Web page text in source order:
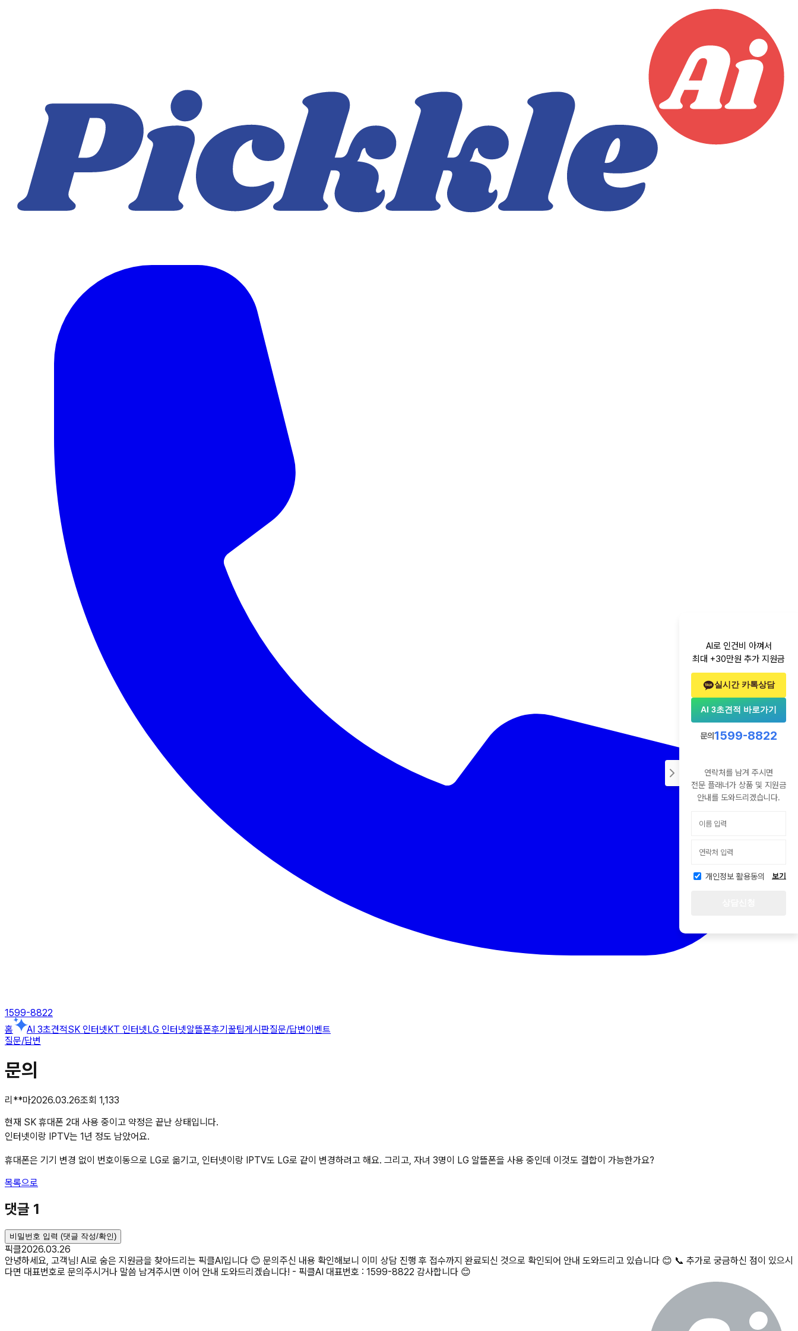
1599-8822
홈
AI 3초견적SK 인터넷KT 인터넷LG 인터넷알뜰폰후기꿀팁게시판질문/답변이벤트
질문/답변
문의
리**마2026.03.26조회 1,133
현재 SK 휴대폰 2대 사용 중이고 약정은 끝난 상태입니다.
인터넷이랑 IPTV는 1년 정도 남았어요.
휴대폰은 기기 변경 없이 번호이동으로 LG로 옮기고, 인터넷이랑 IPTV도 LG로 같이 변경하려고 해요. 그리고, 자녀 3명이 LG 알뜰폰을 사용 중인데 이것도 결합이 가능한가요?
목록으로
댓글 1
비밀번호 입력 (댓글 작성/확인)
픽클2026.03.26
안녕하세요, 고객님! AI로 숨은 지원금을 찾아드리는 픽클AI입니다 😊 문의주신 내용 확인해보니 이미 상담 진행 후 접수까지 완료되신 것으로 확인되어 안내 도와드리고 있습니다 😊 📞 추가로 궁금하신 점이 있으시
다면 대표번호로 문의주시거나 말씀 남겨주시면 이어 안내 도와드리겠습니다! - 픽클AI 대표번호 : 1599-8822 감사합니다 😊
AI로 인건비 아껴서
최대 +30만원 추가 지원금
실시간 카톡상담
AI 3초견적 바로가기
문의1599-8822
연락처를 남겨 주시면
전문 플래너가 상품 및 지원금
안내를 도와드리겠습니다.
개인정보 활용동의 보기